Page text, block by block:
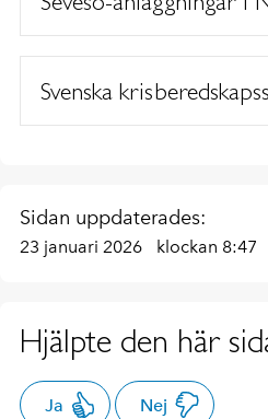
Svenska
Sidan uppdaterades:
23 januari 2026 klockan 8:47
Hjälpte den här
Ja Nej